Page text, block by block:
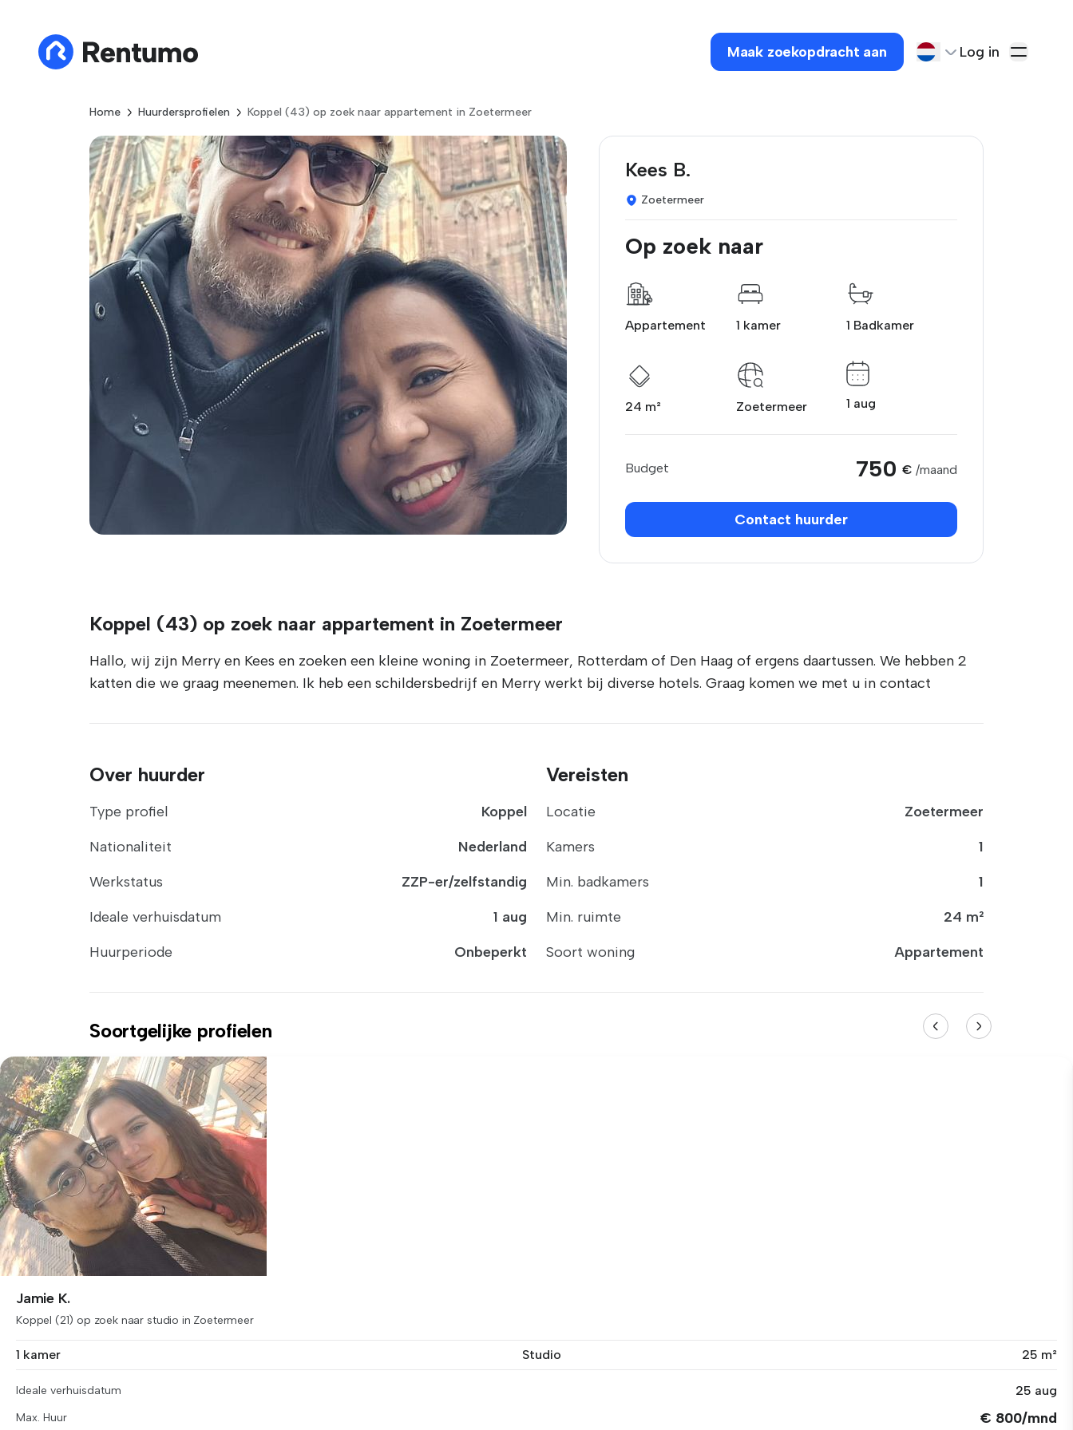
Maak zoekopdracht aan Log in
Home Huurdersprofielen Koppel (43) op zoek naar appartement in Zoetermeer
Kees B.
Zoetermeer
Op zoek naar
Appartement 1 kamer 1 Badkamer
24 m² Zoetermeer 1 aug
Budget 750 € /maand
Contact huurder
Koppel (43) op zoek naar appartement in Zoetermeer
Hallo, wij zijn Merry en Kees en zoeken een kleine woning in Zoetermeer, Rotterdam of Den Haag of ergens daartussen. We hebben 2
katten die we graag meenemen. Ik heb een schildersbedrijf en Merry werkt bij diverse hotels. Graag komen we met u in contact
Over huurder
Type profiel
Koppel
Nationaliteit
Nederland
Werkstatus
ZZP-er/zelfstandig
Ideale verhuisdatum
1 aug
Huurperiode
Onbeperkt
Vereisten
Locatie
Zoetermeer
Kamers
1
Min. badkamers
1
Min. ruimte
24 m²
Soort woning
Appartement
Soortgelijke profielen
Jamie K.
Koppel (21) op zoek naar studio in Zoetermeer
1 kamer Studio 25 m²
Ideale verhuisdatum 25 aug
Max. Huur € 800/mnd